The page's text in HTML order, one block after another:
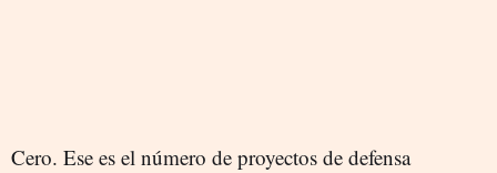
Cero. Ese es el número de proyectos de defensa